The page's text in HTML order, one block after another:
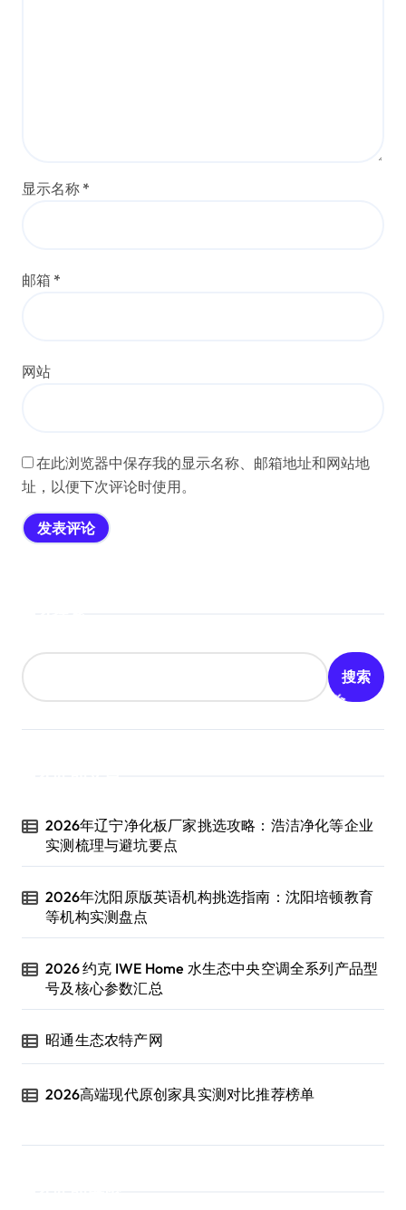
显示名称 *
邮箱 *
网站
在此浏览器中保存我的显示名称、邮箱地址和网站地
址，以便下次评论时使用。
搜索
2026年辽宁净化板厂家挑选攻略：浩洁净化等企业
实测梳理与避坑要点
2026年沈阳原版英语机构挑选指南：沈阳培顿教育
等机构实测盘点
2026 约克 IWE Home 水生态中央空调全系列产品型
号及核心参数汇总
昭通生态农特产网
2026高端现代原创家具实测对比推荐榜单